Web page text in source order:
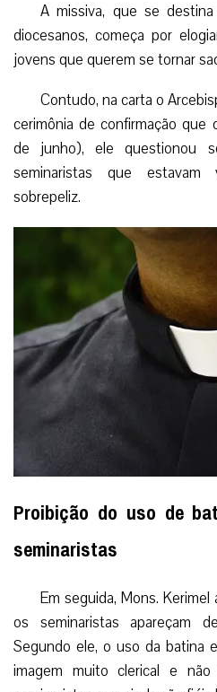
A missiva, que se
diocesanos, começa por
jovens que querem se tornar
Contudo, na carta o
cerimônia de confirmação que
de junho), ele questionou
seminaristas que
sobrepeliz.
Proibição do uso de
seminaristas
Em seguida, Mons.
os seminaristas apareçam
Segundo ele, o uso da batina
imagem muito clerical e